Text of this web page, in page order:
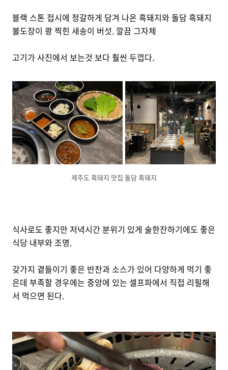
블랙 스톤 접시에 정갈하게 담겨 나온 흑돼지와 돌담 흑돼지
불도장이 쾅 찍힌 새송이 버섯. 깔끔 그자체
고기가 사진에서 보는것 보다 훨씬 두껍다.
제주도 흑돼지 맛집 돌담 흑돼지
식사로도 좋지만 저녁시간 분위기 있게 술한잔하기에도 좋은
식당 내부와 조명.
갖가지 곁들이기 좋은 반찬과 소스가 있어 다양하게 먹기 좋
은데 부족할 경우에는 중앙에 있는 셀프파에서 직접 리필해
서 먹으면 된다.